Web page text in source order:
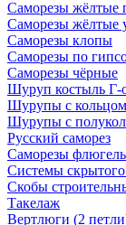
Саморезы жёлтые
Саморезы жёлтые
Саморезы клопы
Саморезы по
Саморезы чёрные
Шуруп костыль Г-
Шурупы с кольцом
Шурупы с
Русский саморез
Саморезы флюгель
Системы
Скобы
Такелаж
Вертлюги (2